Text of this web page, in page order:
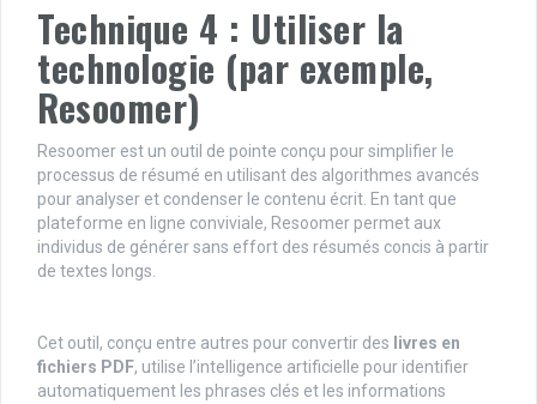
Technique 4 : Utiliser la
technologie (par exemple,
Resoomer)
Resoomer est un outil de pointe conçu pour simplifier le
processus de résumé en utilisant des algorithmes avancés
pour analyser et condenser le contenu écrit. En tant que
plateforme en ligne conviviale, Resoomer permet aux
individus de générer sans effort des résumés concis à partir
de textes longs.
Cet outil, conçu entre autres pour convertir des livres en
fichiers PDF, utilise l’intelligence artificielle pour identifier
automatiquement les phrases clés et les informations